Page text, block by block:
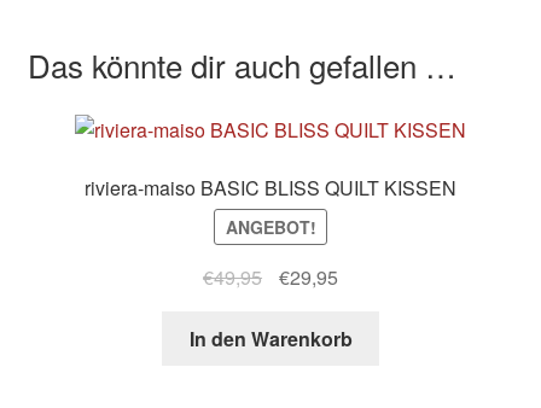
Das könnte dir auch gefallen …
riviera-maiso BASIC BLISS QUILT KISSEN
ANGEBOT!
€49,95
Ursprünglicher
war:
€29,95Aktueller
ist:
In den Warenkorb